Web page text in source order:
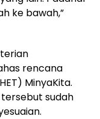
ke bawah,”
rencana
MinyaKita.
sudah